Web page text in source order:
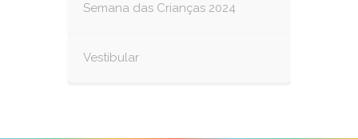
Semana das Crianças 2024
Vestibular